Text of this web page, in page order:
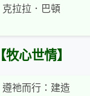
克拉拉．巴頓
【牧心世情】
遵祂而行：建造